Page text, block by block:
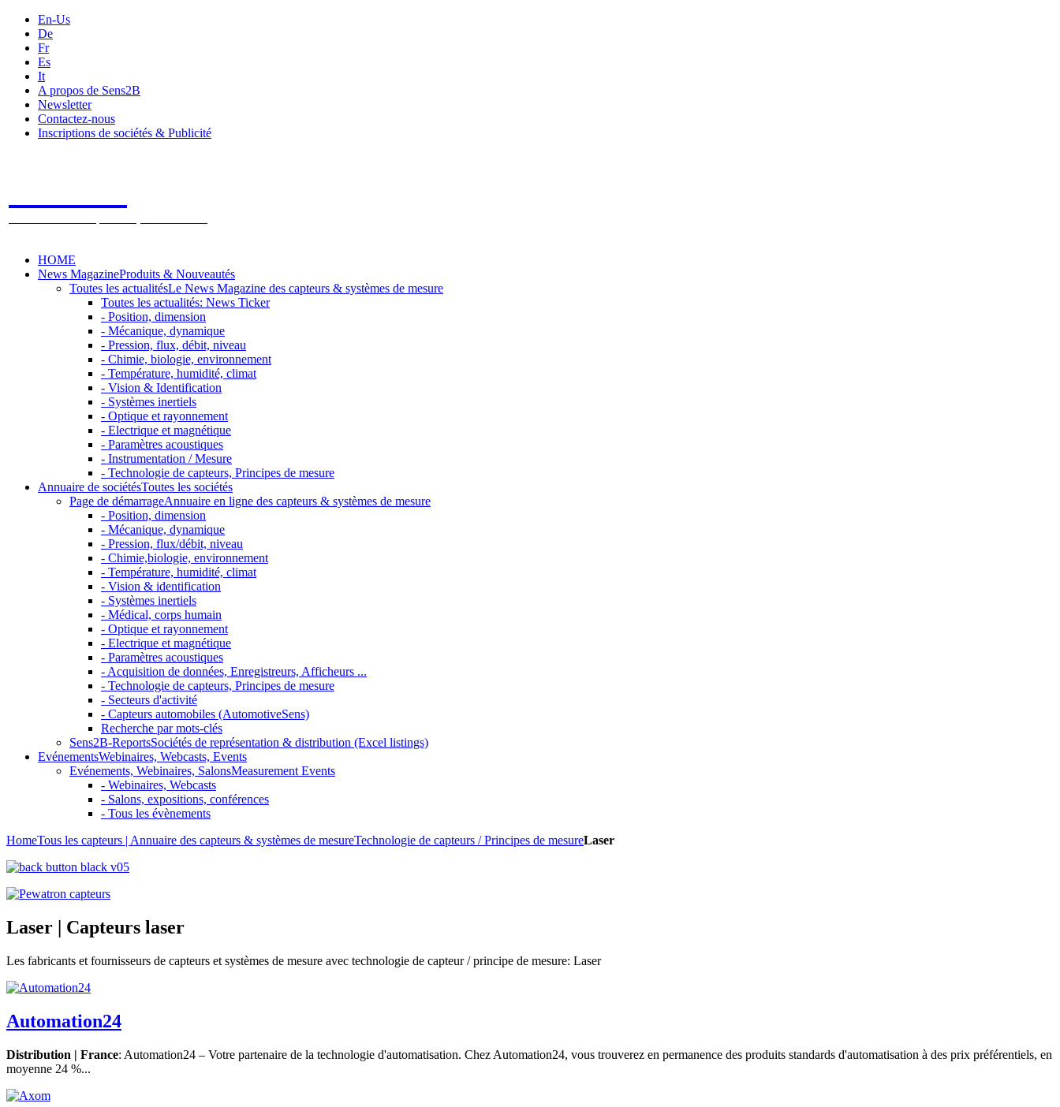
En-Us
De
Fr
Es
It
A propos de Sens2B
Newsletter
Contactez-nous
Inscriptions de sociétés & Publicité
HOME
News MagazineProduits & Nouveautés
Toutes les actualitésLe News Magazine des capteurs & systèmes de mesure
Toutes les actualités: News Ticker
- Position, dimension
- Mécanique, dynamique
- Pression, flux, débit, niveau
- Chimie, biologie, environnement
- Température, humidité, climat
- Vision & Identification
- Systèmes inertiels
- Optique et rayonnement
- Electrique et magnétique
- Paramètres acoustiques
- Instrumentation / Mesure
- Technologie de capteurs, Principes de mesure
Annuaire de sociétésToutes les sociétés
Page de démarrageAnnuaire en ligne des capteurs & systèmes de mesure
- Position, dimension
- Mécanique, dynamique
- Pression, flux/débit, niveau
- Chimie,biologie, environnement
- Température, humidité, climat
- Vision & identification
- Systèmes inertiels
- Médical, corps humain
- Optique et rayonnement
- Electrique et magnétique
- Paramètres acoustiques
- Acquisition de données, Enregistreurs, Afficheurs ...
- Technologie de capteurs, Principes de mesure
- Secteurs d'activité
- Capteurs automobiles (AutomotiveSens)
Recherche par mots-clés
Sens2B-ReportsSociétés de représentation & distribution (Excel listings)
EvénementsWebinaires, Webcasts, Events
Evénements, Webinaires, SalonsMeasurement Events
- Webinaires, Webcasts
- Salons, expositions, conférences
- Tous les évènements
HomeTous les capteurs | Annuaire des capteurs & systèmes de mesureTechnologie de capteurs / Principes de mesureLaser
Laser | Capteurs laser
Les fabricants et fournisseurs de capteurs et systèmes de mesure avec technologie de capteur / principe de mesure: Laser
Automation24
Distribution | France: Automation24 – Votre partenaire de la technologie d'automatisation. Chez Automation24, vous trouverez en permanence des produits standards d'automatisation à des prix préférentiels, en
moyenne 24 %...